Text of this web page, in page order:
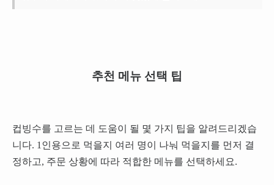
추천 메뉴 선택 팁
컵빙수를 고르는 데 도움이 될 몇 가지 팁을 알려드리겠습
니다. 1인용으로 먹을지 여러 명이 나눠 먹을지를 먼저 결
정하고, 주문 상황에 따라 적합한 메뉴를 선택하세요.